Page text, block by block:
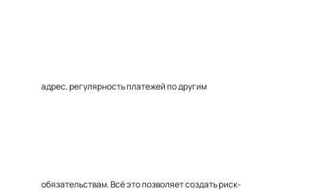
адрес, регулярность платежей по другим
обязательствам. Всё это позволяет создать риск-